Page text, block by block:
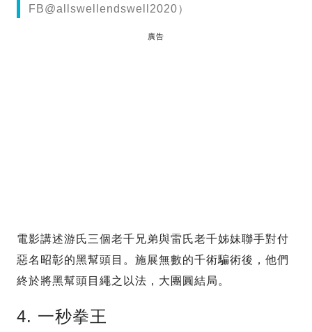
FB@allswellendswell2020）
廣告
電影講述游氏三個老千兄弟與雷氏老千姊妹聯手對付
惡名昭彰的黑幫頭目。施展無數的千術騙術後，他們
終於將黑幫頭目繩之以法，大團圓結局。
4. 一秒拳王